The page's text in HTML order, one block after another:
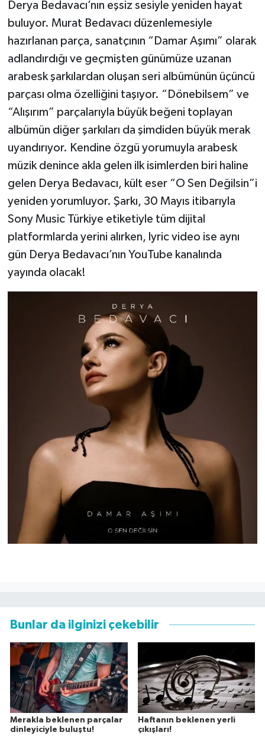
Derya Bedavacı’nın eşsiz sesiyle yeniden hayat
buluyor. Murat Bedavacı düzenlemesiyle
hazırlanan parça, sanatçının “Damar Aşımı” olarak
adlandırdığı ve geçmişten günümüze uzanan
arabesk şarkılardan oluşan seri albümünün üçüncü
parçası olma özelliğini taşıyor. “Dönebilsem” ve
“Alışırım” parçalarıyla büyük beğeni toplayan
albümün diğer şarkıları da şimdiden büyük merak
uyandırıyor. Kendine özgü yorumuyla arabesk
müzik denince akla gelen ilk isimlerden biri haline
gelen Derya Bedavacı, kült eser “O Sen Değilsin”i
yeniden yorumluyor. Şarkı, 30 Mayıs itibarıyla
Sony Music Türkiye etiketiyle tüm dijital
platformlarda yerini alırken, lyric video ise aynı
gün Derya Bedavacı’nın YouTube kanalında
yayında olacak!
Bunlar da ilginizi çekebilir
Merakla beklenen parçalar
dinleyiciyle buluştu!
Haftanın beklenen yerli
çıkışları!